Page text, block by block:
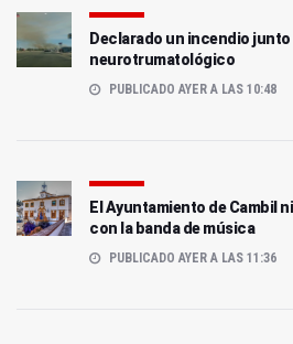
Declarado un incendio
neurotrumatológico
PUBLICADO AYER A LAS 10:48
El Ayuntamiento de Cambil
con la banda de música
PUBLICADO AYER A LAS 11:36